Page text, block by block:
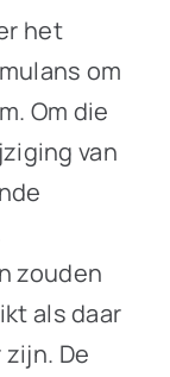
het
om
Om die
van
zouden
als daar
De